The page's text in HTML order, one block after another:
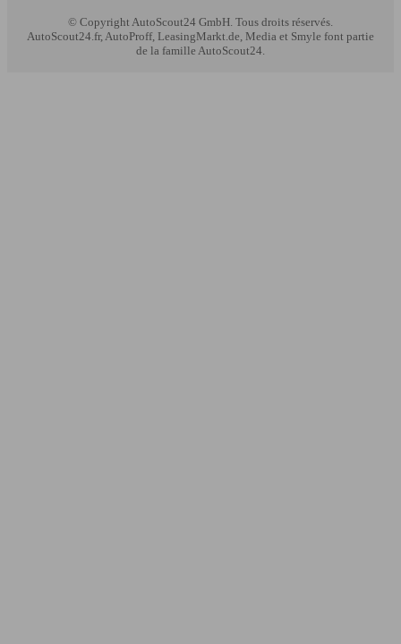
© CopyrightAutoScout24 GmbH. Tous droits réservés.
AutoScout24.fr, AutoProff, LeasingMarkt.de, Media et Smyle font partie
de la famille AutoScout24.